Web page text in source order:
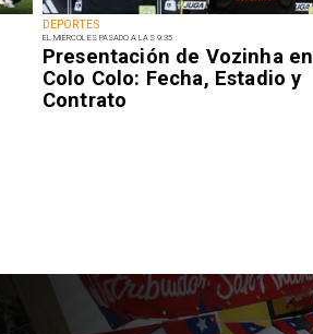
DEPORTES
EL MIÉRCOLES PASADO A LAS 9:35
Presentación de Vozinha en
Colo Colo: Fecha, Estadio y
Contrato